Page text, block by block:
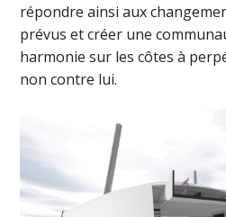
répondre ainsi aux
prévus et créer une
harmonie sur les côtes à
non contre lui.